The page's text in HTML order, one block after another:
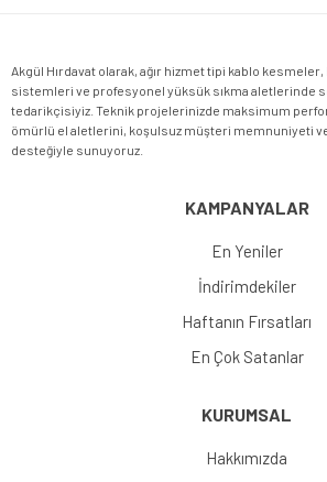
Akgül Hırdavat olarak, ağır hizmet tipi kablo
sistemleri ve profesyonel yüksük sıkma aletlerinde
tedarikçisiyiz. Teknik projelerinizde maksimum
ömürlü el aletlerini, koşulsuz müşteri memnuniyeti
desteğiyle sunuyoruz.
KAMPANYALAR
En Yeniler
İndirimdekiler
Haftanın Fırsatları
En Çok Satanlar
KURUMSAL
Hakkımızda